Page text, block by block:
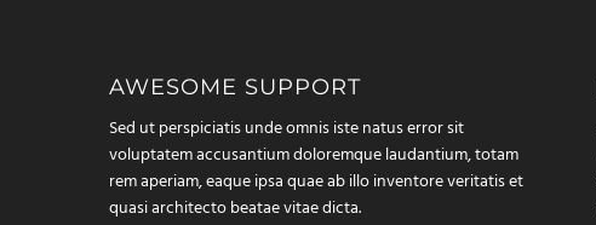
AWESOME SUPPORT
Sed ut perspiciatis unde omnis iste natus error sit
voluptatem accusantium doloremque laudantium, totam
rem aperiam, eaque ipsa quae ab illo inventore veritatis et
quasi architecto beatae vitae dicta.